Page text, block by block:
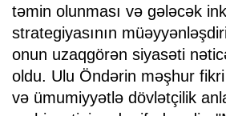
təmin olunması və gələcək
strategiyasının
onun uzaqgörən siyasəti
oldu. Ulu Öndərin məşhur
və ümumiyyətlə dövlətçilik